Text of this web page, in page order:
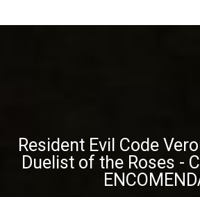
Resident Evil Code
Duelist of the Roses -